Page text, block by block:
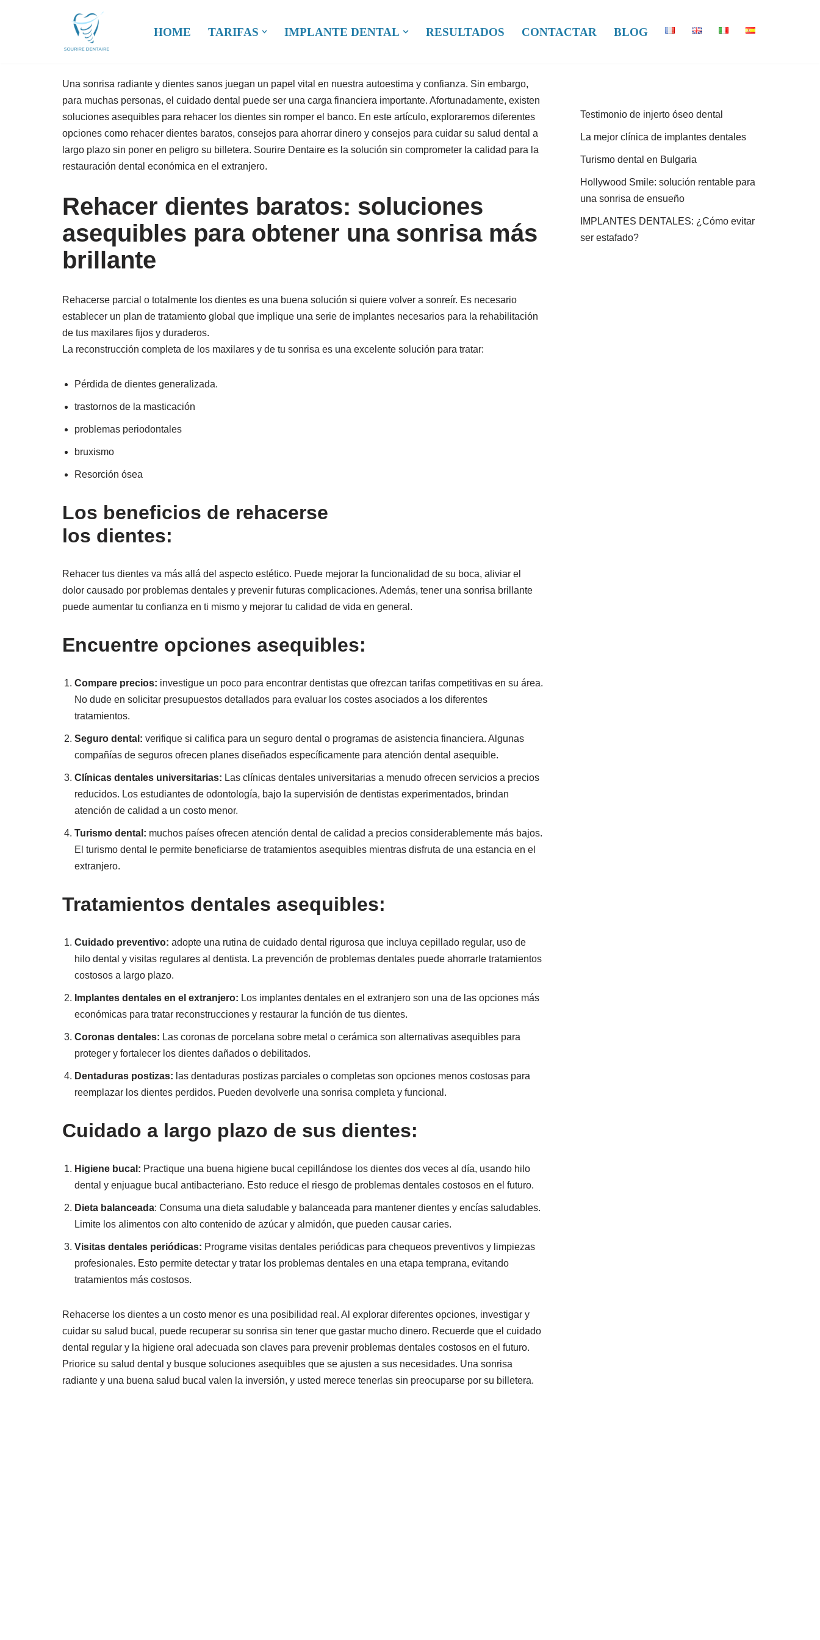
HOME TARIFAS IMPLANTE DENTAL RESULTADOS CONTACTAR BLOG
Una sonrisa radiante y dientes sanos juegan un papel vital en nuestra autoestima y confianza. Sin embargo,
para muchas personas, el cuidado dental puede ser una carga financiera importante. Afortunadamente, existen
soluciones asequibles para rehacer los dientes sin romper el banco. En este artículo, exploraremos diferentes
opciones como rehacer dientes baratos, consejos para ahorrar dinero y consejos para cuidar su salud dental a
largo plazo sin poner en peligro su billetera. Sourire Dentaire es la solución sin comprometer la calidad para la
restauración dental económica en el extranjero.
Rehacer dientes baratos: soluciones
asequibles para obtener una sonrisa más
brillante
Rehacerse parcial o totalmente los dientes es una buena solución si quiere volver a sonreír. Es necesario
establecer un plan de tratamiento global que implique una serie de implantes necesarios para la rehabilitación
de tus maxilares fijos y duraderos.
La reconstrucción completa de los maxilares y de tu sonrisa es una excelente solución para tratar:
Pérdida de dientes generalizada.
trastornos de la masticación
problemas periodontales
bruxismo
Resorción ósea
Los beneficios de rehacerse
los dientes:
Rehacer tus dientes va más allá del aspecto estético. Puede mejorar la funcionalidad de su boca, aliviar el
dolor causado por problemas dentales y prevenir futuras complicaciones. Además, tener una sonrisa brillante
puede aumentar tu confianza en ti mismo y mejorar tu calidad de vida en general.
Encuentre opciones asequibles:
Compare precios: investigue un poco para encontrar dentistas que ofrezcan tarifas competitivas en su área.
No dude en solicitar presupuestos detallados para evaluar los costes asociados a los diferentes
tratamientos.
Seguro dental: verifique si califica para un seguro dental o programas de asistencia financiera. Algunas
compañías de seguros ofrecen planes diseñados específicamente para atención dental asequible.
Clínicas dentales universitarias: Las clínicas dentales universitarias a menudo ofrecen servicios a precios
reducidos. Los estudiantes de odontología, bajo la supervisión de dentistas experimentados, brindan
atención de calidad a un costo menor.
Turismo dental: muchos países ofrecen atención dental de calidad a precios considerablemente más bajos.
El turismo dental le permite beneficiarse de tratamientos asequibles mientras disfruta de una estancia en el
extranjero.
Tratamientos dentales asequibles:
Cuidado preventivo: adopte una rutina de cuidado dental rigurosa que incluya cepillado regular, uso de
hilo dental y visitas regulares al dentista. La prevención de problemas dentales puede ahorrarle tratamientos
costosos a largo plazo.
Implantes dentales en el extranjero: Los implantes dentales en el extranjero son una de las opciones más
económicas para tratar reconstrucciones y restaurar la función de tus dientes.
Coronas dentales: Las coronas de porcelana sobre metal o cerámica son alternativas asequibles para
proteger y fortalecer los dientes dañados o debilitados.
Dentaduras postizas: las dentaduras postizas parciales o completas son opciones menos costosas para
reemplazar los dientes perdidos. Pueden devolverle una sonrisa completa y funcional.
Cuidado a largo plazo de sus dientes:
Higiene bucal: Practique una buena higiene bucal cepillándose los dientes dos veces al día, usando hilo
dental y enjuague bucal antibacteriano. Esto reduce el riesgo de problemas dentales costosos en el futuro.
Dieta balanceada: Consuma una dieta saludable y balanceada para mantener dientes y encías saludables.
Limite los alimentos con alto contenido de azúcar y almidón, que pueden causar caries.
Visitas dentales periódicas: Programe visitas dentales periódicas para chequeos preventivos y limpiezas
profesionales. Esto permite detectar y tratar los problemas dentales en una etapa temprana, evitando
tratamientos más costosos.
Rehacerse los dientes a un costo menor es una posibilidad real. Al explorar diferentes opciones, investigar y
cuidar su salud bucal, puede recuperar su sonrisa sin tener que gastar mucho dinero. Recuerde que el cuidado
dental regular y la higiene oral adecuada son claves para prevenir problemas dentales costosos en el futuro.
Priorice su salud dental y busque soluciones asequibles que se ajusten a sus necesidades. Una sonrisa
radiante y una buena salud bucal valen la inversión, y usted merece tenerlas sin preocuparse por su billetera.
Testimonio de injerto óseo dental
La mejor clínica de implantes dentales
Turismo dental en Bulgaria
Hollywood Smile: solución rentable para
una sonrisa de ensueño
IMPLANTES DENTALES: ¿Cómo evitar
ser estafado?